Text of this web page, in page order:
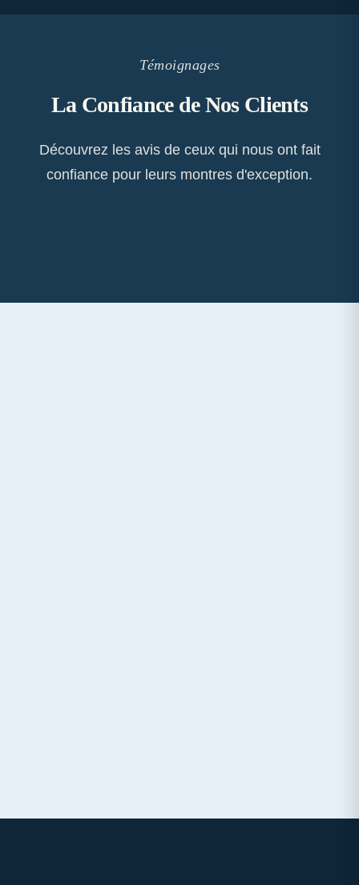
Témoignages
La Confiance de Nos Clients
Découvrez les avis de ceux qui nous ont fait
confiance pour leurs montres d'exception.